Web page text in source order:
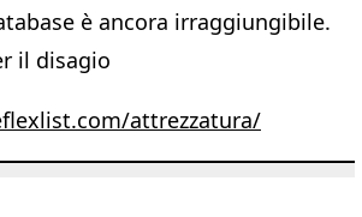
è ancora irraggiungibile.
il disagio
attrezzatura/